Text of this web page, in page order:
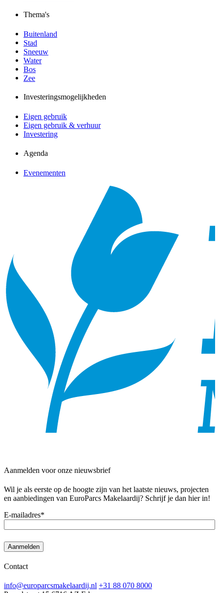
Thema's
Buitenland
Stad
Sneeuw
Water
Bos
Zee
Investeringsmogelijkheden
Eigen gebruik
Eigen gebruik & verhuur
Investering
Agenda
Evenementen
Aanmelden voor onze nieuwsbrief
Wil je als eerste op de hoogte zijn van het laatste nieuws, projecten
en aanbiedingen van EuroParcs Makelaardij? Schrijf je dan hier in!
E-mailadres*
Aanmelden
Contact
info@europarcsmakelaardij.nl +31 88 070 8000